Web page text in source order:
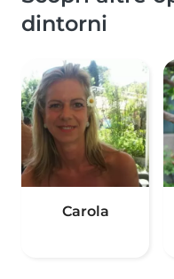
dintorni
Carola